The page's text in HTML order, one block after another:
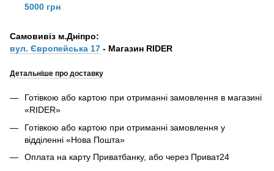
5000 грн
Самовивіз м.Дніпро:
вул. Європейська 17 - Магазин RIDER
Детальніше про доставку
Готівкою або картою при отриманні замовлення в магазині
«RIDER»
Готівкою або картою при отриманні замовлення у
відділенні «Нова Пошта»
Оплата на карту Приватбанку, або через Приват24